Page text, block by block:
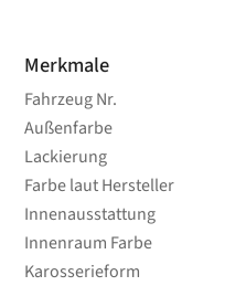
Merkmale
Fahrzeug Nr.
Außenfarbe
Lackierung
Farbe laut Hersteller
Innenausstattung
Innenraum Farbe
Karosserieform